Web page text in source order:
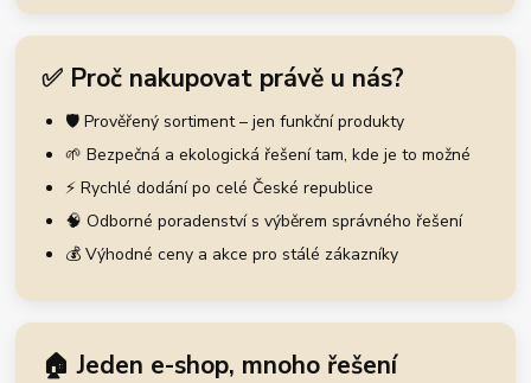
✅ Proč nakupovat právě u nás?
🛡️ Prověřený sortiment – jen funkční produkty
🌱 Bezpečná a ekologická řešení tam, kde je to možné
⚡ Rychlé dodání po celé České republice
🧠 Odborné poradenství s výběrem správného řešení
💰 Výhodné ceny a akce pro stálé zákazníky
🏠 Jeden e-shop, mnoho řešení